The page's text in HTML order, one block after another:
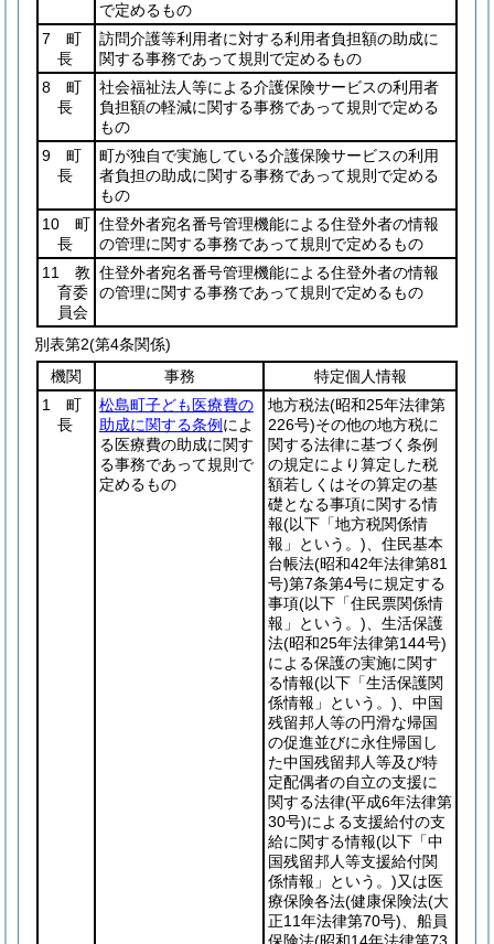
で定めるもの
7 町
長
訪問介護等利用者に対する利用者負担額の助成に
関する事務であって規則で定めるもの
8 町
長
社会福祉法人等による介護保険サービスの利用者
負担額の軽減に関する事務であって規則で定める
もの
9 町
長
町が独自で実施している介護保険サービスの利用
者負担の助成に関する事務であって規則で定める
もの
10 町
長
住登外者宛名番号管理機能による住登外者の情報
の管理に関する事務であって規則で定めるもの
11 教
育委
員会
住登外者宛名番号管理機能による住登外者の情報
の管理に関する事務であって規則で定めるもの
別表第2(第4条関係)
機関
事務
特定個人情報
1 町
長
松島町子ども医療費の
助成に関する条例 によ
る医療費の助成に関す
る事務であって規則で
定めるもの
地方税法(昭和25年法律第
226号)その他の地方税に
関する法律に基づく条例
の規定により算定した税
額若しくはその算定の基
礎となる事項に関する情
報(以下「地方税関係情
報」という。) 、住民基本
台帳法(昭和42年法律第81
号)第7条第4号に規定する
事項(以下「住民票関係情
報」という。) 、生活保護
法(昭和25年法律第144号)
による保護の実施に関す
る情報(以下「生活保護関
係情報」という。) 、中国
残留邦人等の円滑な帰国
の促進並びに永住帰国し
た中国残留邦人等及び特
定配偶者の自立の支援に
関する法律(平成6年法律第
30号)による支援給付の支
給に関する情報(以下「中
国残留邦人等支援給付関
係情報」という。)又は医
療保険各法(健康保険法(大
正11年法律第70号) 、船員